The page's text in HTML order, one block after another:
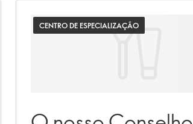
CENTRO DE ESPECIALIZAÇÃO